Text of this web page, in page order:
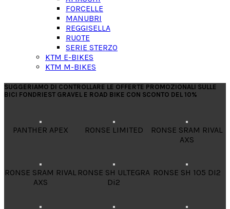
FORCELLE
MANUBRI
REGGISELLA
RUOTE
SERIE STERZO
KTM E-BIKES
KTM M-BIKES
SUGGERIAMO DI CONTROLLARE LE OFFERTE PROMOZIONALI SULLE
BICI FONDRIEST GRAVEL E ROAD BIKE CON SCONTO DEL 10%
PANTHER APEX RONSE LIMITED
RONSE SRAM RIVAL
AXS
RONSE SRAM RIVAL
AXS
RONSE SH ULTEGRA
Di2
RONSE SH 105 DI2